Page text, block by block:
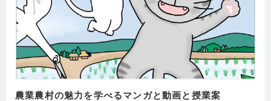
農業農村の魅力を学べるマンガと動画と授業案